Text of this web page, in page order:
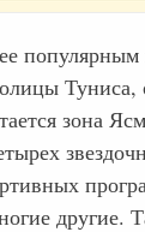
зона
другие.